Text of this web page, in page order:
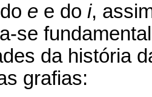
e e do i,
se
da história
grafias: